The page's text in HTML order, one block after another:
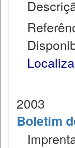
2003
Boletim